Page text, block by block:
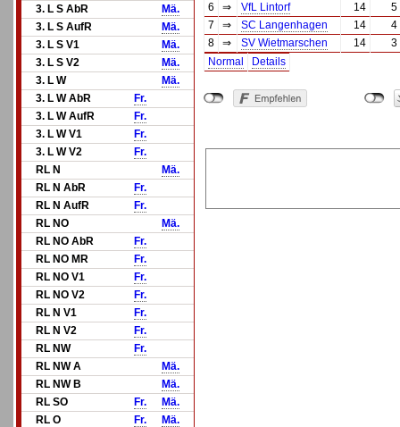
3. L S AbR
Mä.
3. L S AufR
Mä.
3. L S V1
Mä.
3. L S V2
Mä.
3. L W
Mä.
3. L W AbR
Fr.
3. L W AufR
Fr.
3. L W V1
Fr.
3. L W V2
Fr.
RL N
Mä.
RL N AbR
Fr.
RL N AufR
Fr.
RL NO
Mä.
RL NO AbR
Fr.
RL NO MR
Fr.
RL NO V1
Fr.
RL NO V2
Fr.
RL N V1
Fr.
RL N V2
Fr.
RL NW
Fr.
RL NW A
Mä.
RL NW B
Mä.
RL SO
Fr.
Mä.
RL O
Fr.
Mä.
6
⇒ VfL Lintorf 14
5
7
⇒ SC Langenhagen 14
4
8
⇒ SV Wietmarschen 14
3
Normal
Details